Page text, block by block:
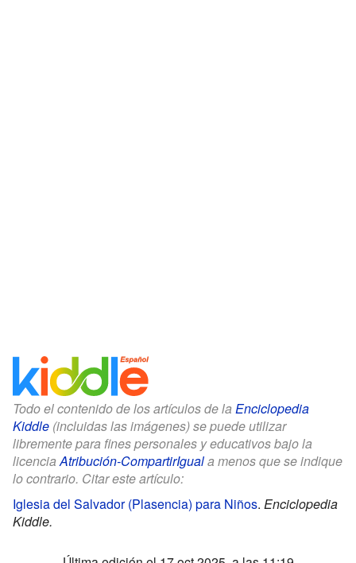
Todo el contenido de los artículos de la Enciclopedia
Kiddle (incluidas las imágenes) se puede utilizar
libremente para fines personales y educativos bajo la
licenciaAtribución-CompartirIguala menos que se indique
lo contrario. Citar este artículo:
Iglesia del Salvador (Plasencia) para Niños. Enciclopedia
Kiddle.